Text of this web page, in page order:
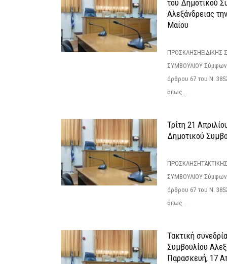
του Δημοτικού
Αλεξάνδρειας
Μαΐου
ΠΡΟΣΚΛΗΣΗΕΙΔΙΚΗΣ
ΣΥΜΒΟΥΛΙΟΥ
άρθρου 67 του Ν.
όπως...
Τρίτη 21
Δημοτικού
ΣΥΜΒΟΥΛΙΟΥ
άρθρου 67 του Ν.
όπως...
Τακτική
Συμβουλίου
Παρασκευή, 17